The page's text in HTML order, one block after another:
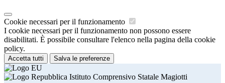
Cookie necessari per il funzionamento
I cookie necessari per il funzionamento non possono essere
disabilitati. È possibile consultare l'elenco nella pagina della cookie
policy.
Accetta tutti Salva le preferenze
Istituto Comprensivo Statale Magiotti